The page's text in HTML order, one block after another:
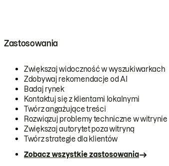
Zastosowania
Zwiększaj widoczność w wyszukiwarkach
Zdobywaj rekomendacje od AI
Badaj rynek
Kontaktuj się z klientami lokalnymi
Twórz angażujące treści
Rozwiązuj problemy techniczne w witrynie
Zwiększaj autorytet poza witryną
Twórz strategie dla klientów
Zobacz wszystkie zastosowania